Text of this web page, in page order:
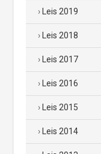
Leis 2019
Leis 2018
Leis 2017
Leis 2016
Leis 2015
Leis 2014